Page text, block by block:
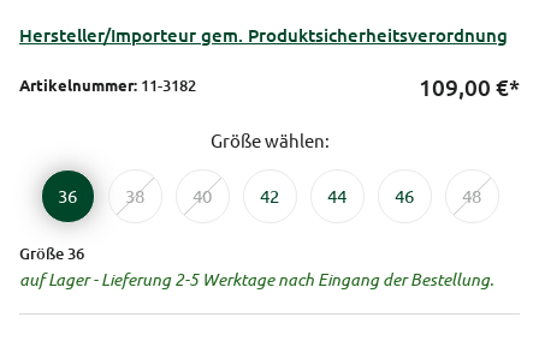
Hersteller/Importeur gem. Produktsicherheitsverordnung
Artikelnummer: 11-3182 109,00 €*
Größe wählen:
36 38 40 42 44 46 48
Größe 36
auf Lager - Lieferung 2-5 Werktage nach Eingang der Bestellung.